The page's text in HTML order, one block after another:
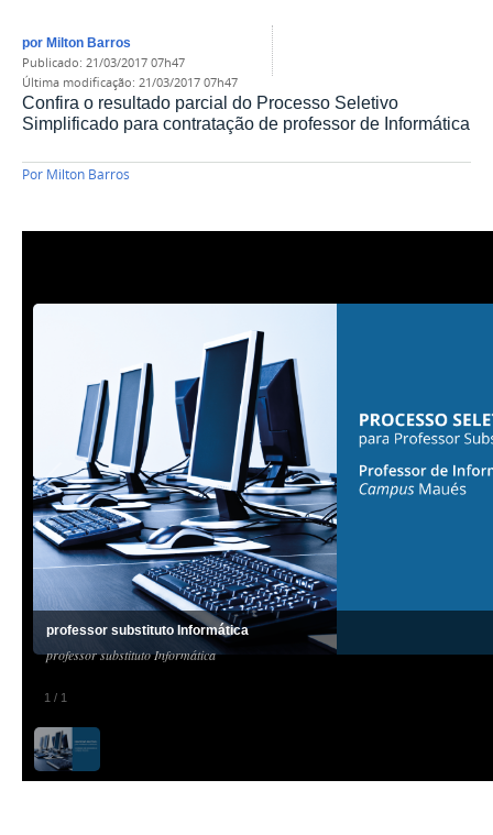
por Milton Barros
publicado: 21/03/2017 07h47
última modificação: 21/03/2017 07h47
Confira o resultado parcial do Processo Seletivo
Simplificado para contratação de professor de Informática
Por Milton Barros
1 / 1
professor substituto Informática
professor substituto Informática